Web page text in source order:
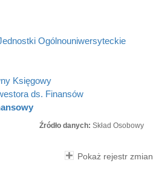
Ogólnouniwersyteckie
Księgowy
ds. Finansów
Źródło danych: Skład Osobowy
Pokaż rejestr zmian